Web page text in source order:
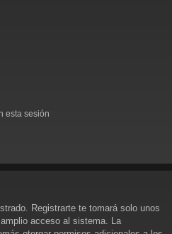
esta sesión
Registrarte te tomará solo unos
acceso al sistema. La